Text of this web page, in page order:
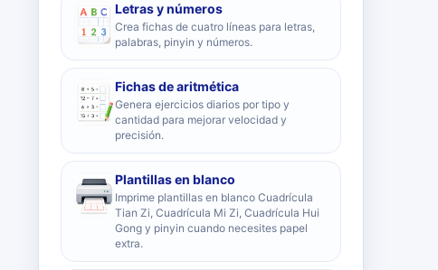
Letras y números
Crea fichas de cuatro líneas para letras,
palabras, pinyin y números.
Fichas de aritmética
Genera ejercicios diarios por tipo y
cantidad para mejorar velocidad y
precisión.
Plantillas en blanco
Imprime plantillas en blanco Cuadrícula
Tian Zi, Cuadrícula Mi Zi, Cuadrícula Hui
Gong y pinyin cuando necesites papel
extra.